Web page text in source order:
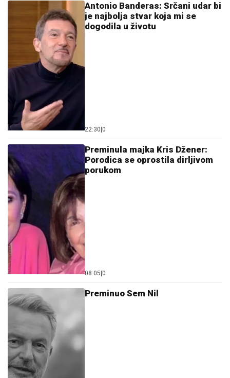
Antonio Banderas: Srčani udar bi
je najbolja stvar koja mi se
dogodila u životu
22:30 0
Preminula majka Kris Džener:
Porodica se oprostila dirljivom
porukom
08:05 0
Preminuo Sem Nil